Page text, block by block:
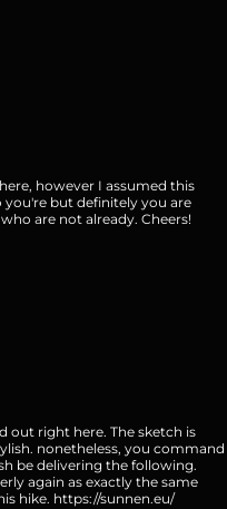
however I assumed this
you're but definitely you are
are not already. Cheers!
out right here. The sketch is
nonetheless, you command
be delivering the following.
again as exactly the same
hike. https://sunnen.eu/